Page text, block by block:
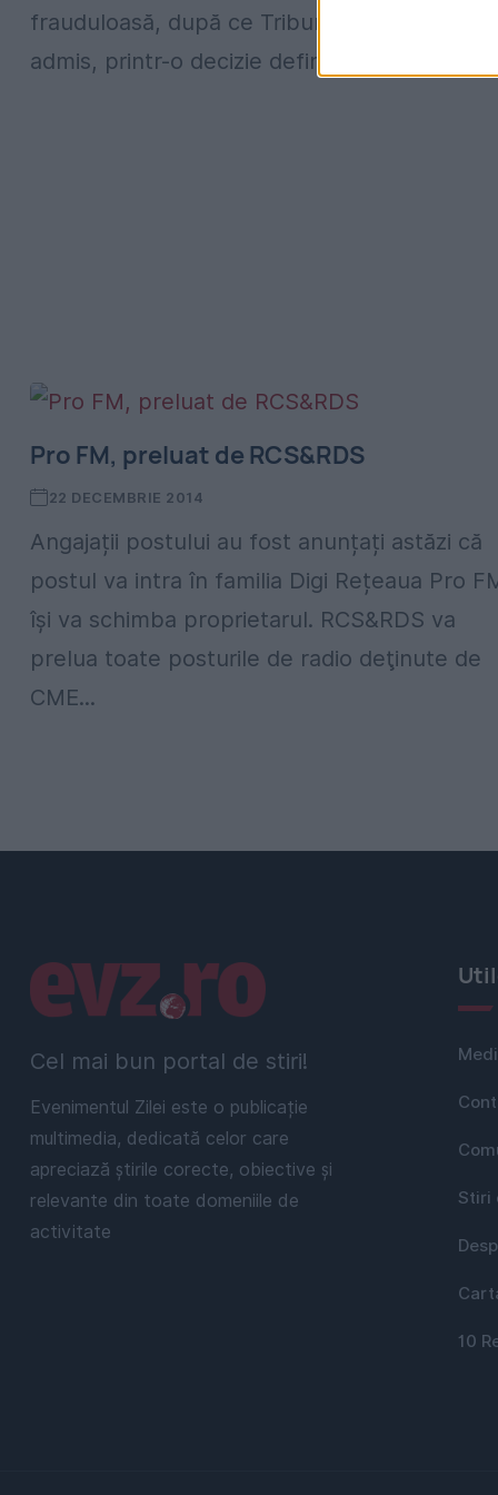
frauduloasă, după ce Tribunalul Ilfov a
admis, printr-o decizie definitivă, cererea...
Pro FM, preluat de RCS&RDS
22 DECEMBRIE 2014
Angajații postului au fost anunțați astăzi că
postul va intra în familia Digi Rețeaua Pro
își va schimba proprietarul. RCS&RDS va
prelua toate posturile de radio deţinute de
CME...
Cel mai bun portal de stiri!
Evenimentul Zilei este o publicație
multimedia, dedicată celor care
apreciază știrile corecte, obiective și
relevante din toate domeniile de
activitate
Linkuri utile
Stiri
10